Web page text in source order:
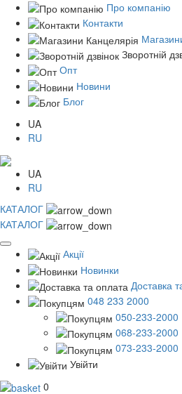
Про компанію
Контакти
Зворотній
Опт
Новини
Блог
UA
RU
UA
RU
КАТАЛОГ
КАТАЛОГ
Акції
Новинки
Доставка
048 233 2000
050-233-2000
068-233-2000
073-233-2000
Увійти
0